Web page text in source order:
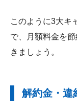
このように3大キ
で、月額料金を
きましょう。
解約金・違